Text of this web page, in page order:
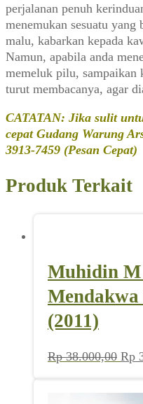
perjalanan penuh
menemukan sesuatu yang
malu, kabarkan kepada
Namun, apabila anda
memeluk pilu, sampaikan
turut membacanya, agar
CATATAN: Jika sulit
cepat Gudang Warung
3913-7459 (Pesan Cepat)
Produk Terkait
Muhidin
(2011)
Rp38.000,00 Rp